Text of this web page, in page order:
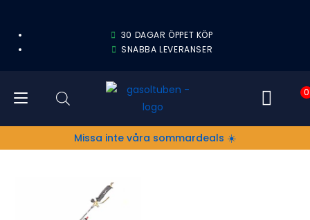
30 DAGAR ÖPPET KÖP
SNABBA LEVERANSER
0
Missa inte våra sommardeals ☀️